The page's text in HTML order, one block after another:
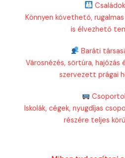
Könnyen követhető,
is élvezhető
Baráti
Városnézés, sörtúra,
szervezett prágai
Iskolák, cégek, nyugdíjas
részére teljes